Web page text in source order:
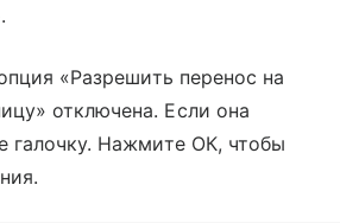
«Разрешить перенос на
отключена. Если она
галочку. Нажмите ОК, чтобы